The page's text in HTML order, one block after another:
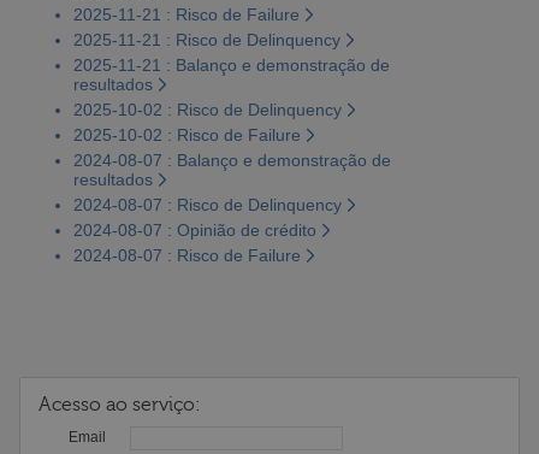
2025-11-21 : Risco de Failure
2025-11-21 : Risco de Delinquency
2025-11-21 : Balanço e demonstração de
resultados
2025-10-02 : Risco de Delinquency
2025-10-02 : Risco de Failure
2024-08-07 : Balanço e demonstração de
resultados
2024-08-07 : Risco de Delinquency
2024-08-07 : Opinião de crédito
2024-08-07 : Risco de Failure
Acesso ao serviço:
Email